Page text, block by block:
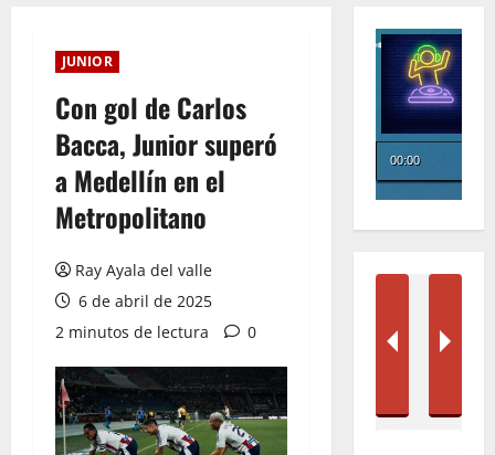
JUNIOR
Con gol de Carlos
Bacca, Junior superó
a Medellín en el
Metropolitano
Ray Ayala del valle
6 de abril de 2025
2 minutos de lectura
0